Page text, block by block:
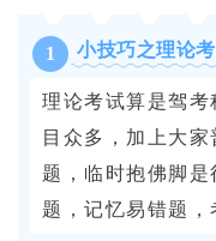
1 小技巧之理论
理论考试算是驾考
目众多，加上大
题，临时抱佛脚是
题，记忆易错题，